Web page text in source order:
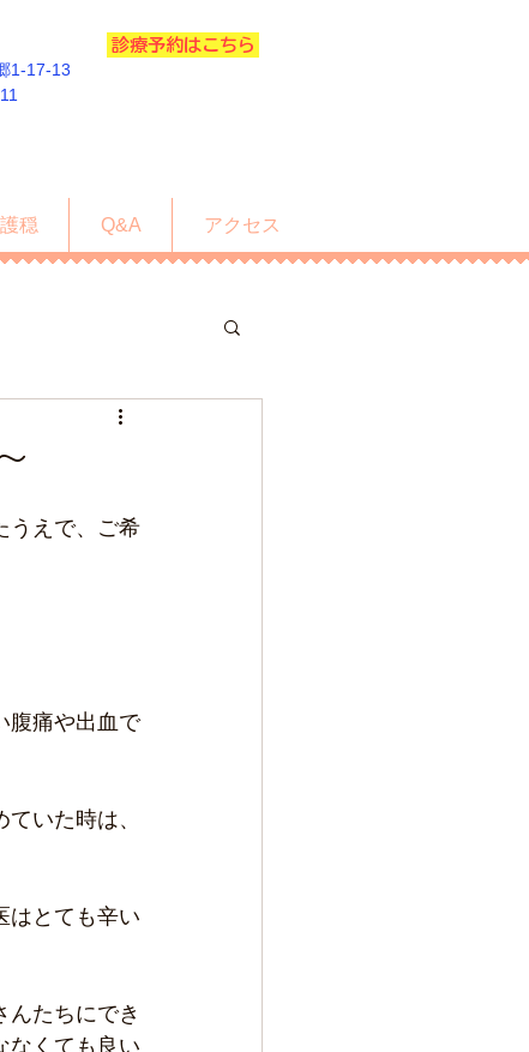
1-17-13
診療予約はこちら
穏 Q&A アクセス
うえで、ご希
腹痛や出血で
いた時は、
はとても辛い
たちにでき
なくても良い